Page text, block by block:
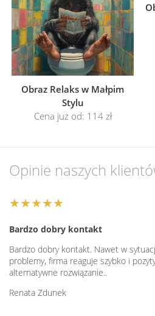
Obraz Relaks w Małpim
Stylu
Cena już od: 114 zł
Opinie naszych
★★★★★
Bardzo dobry kontakt
Bardzo dobry kontakt. Nawet w
problemy, firma reaguje szybko i
alternatywne rozwiązanie..
Renata Zdunek